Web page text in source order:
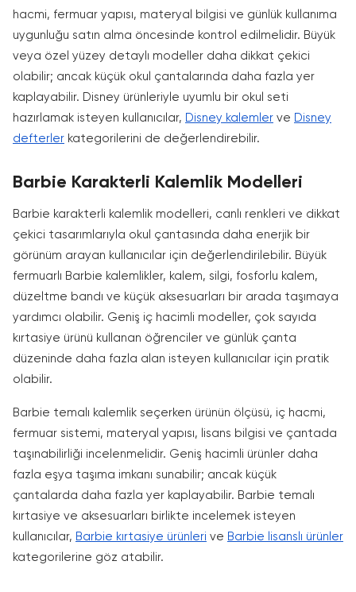
hacmi, fermuar yapısı, materyal bilgisi ve günlük kullanıma
uygunluğu satın alma öncesinde kontrol edilmelidir. Büyük
veya özel yüzey detaylı modeller daha dikkat çekici
olabilir; ancak küçük okul çantalarında daha fazla yer
kaplayabilir. Disney ürünleriyle uyumlu bir okul seti
hazırlamak isteyen kullanıcılar, Disney kalemler ve Disney
defterler kategorilerini de değerlendirebilir.
Barbie Karakterli Kalemlik Modelleri
Barbie karakterli kalemlik modelleri, canlı renkleri ve dikkat
çekici tasarımlarıyla okul çantasında daha enerjik bir
görünüm arayan kullanıcılar için değerlendirilebilir. Büyük
fermuarlı Barbie kalemlikler, kalem, silgi, fosforlu kalem,
düzeltme bandı ve küçük aksesuarları bir arada taşımaya
yardımcı olabilir. Geniş iç hacimli modeller, çok sayıda
kırtasiye ürünü kullanan öğrenciler ve günlük çanta
düzeninde daha fazla alan isteyen kullanıcılar için pratik
olabilir.
Barbie temalı kalemlik seçerken ürünün ölçüsü, iç hacmi,
fermuar sistemi, materyal yapısı, lisans bilgisi ve çantada
taşınabilirliği incelenmelidir. Geniş hacimli ürünler daha
fazla eşya taşıma imkanı sunabilir; ancak küçük
çantalarda daha fazla yer kaplayabilir. Barbie temalı
kırtasiye ve aksesuarları birlikte incelemek isteyen
kullanıcılar, Barbie kırtasiye ürünleri ve Barbie lisanslı ürünler
kategorilerine göz atabilir.